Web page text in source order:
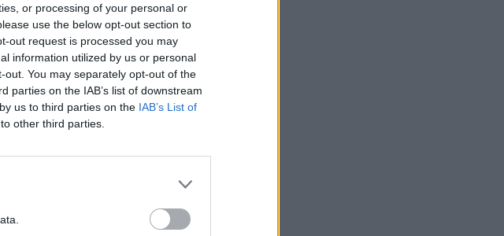
or processing of your personal or
use the below opt-out section to
out request is processed you may
information utilized by us or personal
You may separately opt-out of the
parties on the IAB’s list of downstream
us to third parties on the IAB’s List of
other third parties.